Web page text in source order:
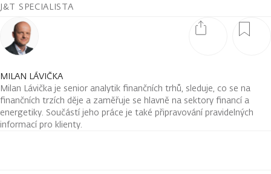
J&T SPECIALISTA
MILAN LÁVIČKA
Milan Lávička je senior analytik finančních trhů, sleduje, co se na
finančních trzích děje a zaměřuje se hlavně na sektory financí a
energetiky. Součástí jeho práce je také připravování pravidelných
informací pro klienty.